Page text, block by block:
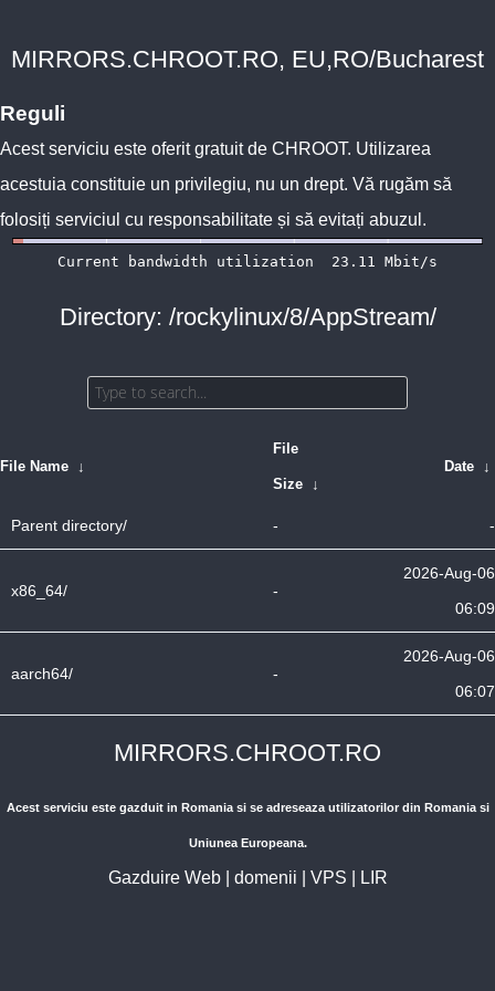
MIRRORS.CHROOT.RO, EU,RO/Bucharest
Reguli
Acest serviciu este oferit gratuit de CHROOT. Utilizarea
acestuia constituie un privilegiu, nu un drept. Vă rugăm să
folosiți serviciul cu responsabilitate și să evitați abuzul.
Directory: /rockylinux/8/AppStream/
File Name ↓
File
Size ↓
Date ↓
Parent directory/ - -
x86_64/ -
2026-Aug-06
06:09
aarch64/ -
2026-Aug-06
06:07
MIRRORS.CHROOT.RO
Acest serviciu este gazduit in Romania si se adreseaza utilizatorilor din Romania si
Uniunea Europeana.
Gazduire Web| domenii VPS LIR